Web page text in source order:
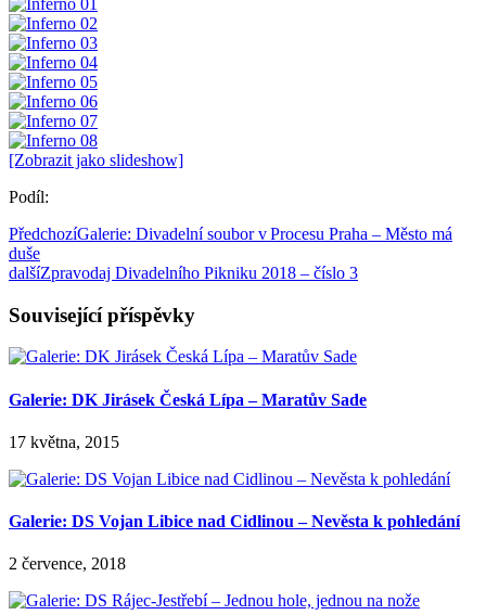
[Zobrazit jako slideshow]
Podíl:
PředchozíGalerie: Divadelní soubor v Procesu Praha – Město má
duše
dalšíZpravodaj Divadelního Pikniku 2018 – číslo 3
Související příspěvky
Galerie: DK Jirásek Česká Lípa – Maratův Sade
17 května, 2015
Galerie: DS Vojan Libice nad Cidlinou – Nevěsta k pohledání
2 července, 2018